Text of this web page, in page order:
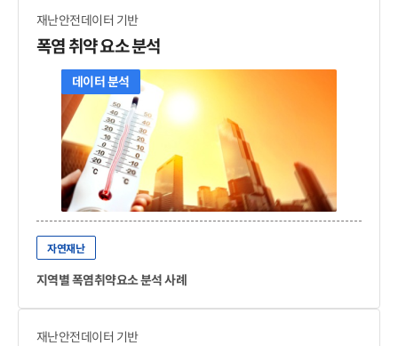
재난안전데이터 기반
폭염 취약 요소 분석
데이터 분석
자연재난
지역별 폭염취약요소 분석 사례
재난안전데이터 기반